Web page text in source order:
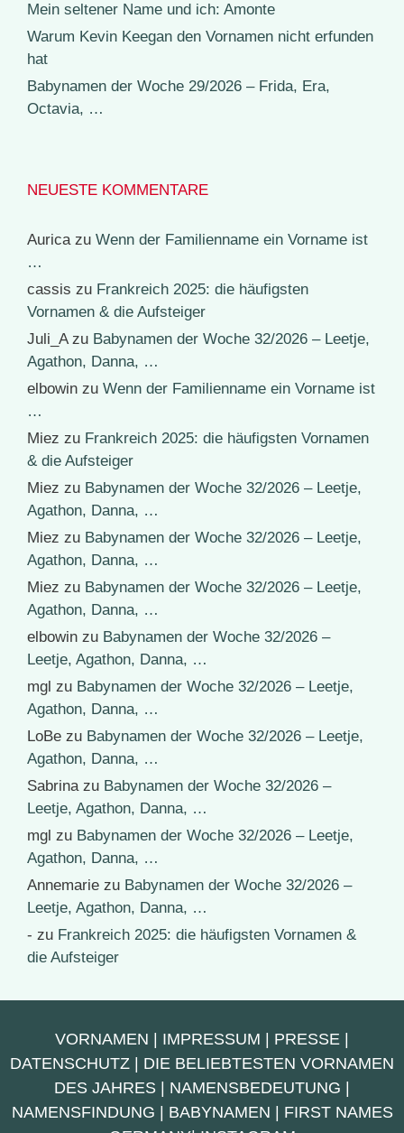
Mein seltener Name und ich: Amonte
Warum Kevin Keegan den Vornamen nicht erfunden
hat
Babynamen der Woche 29/2026 – Frida, Era,
Octavia, …
NEUESTE KOMMENTARE
Auricazu Wenn der Familienname ein Vorname ist
…
cassis zu Frankreich 2025: die häufigsten
Vornamen & die Aufsteiger
Juli_Azu Babynamen der Woche 32/2026 – Leetje,
Agathon, Danna, …
elbowin zu Wenn der Familienname ein Vorname ist
…
Miez zu Frankreich 2025: die häufigsten Vornamen
& die Aufsteiger
Miez zu Babynamen der Woche 32/2026 – Leetje,
Agathon, Danna, …
Miez zu Babynamen der Woche 32/2026 – Leetje,
Agathon, Danna, …
Miez zu Babynamen der Woche 32/2026 – Leetje,
Agathon, Danna, …
elbowin zu Babynamen der Woche 32/2026 –
Leetje, Agathon, Danna, …
mgl zu Babynamen der Woche 32/2026 – Leetje,
Agathon, Danna, …
LoBe zu Babynamen der Woche 32/2026 – Leetje,
Agathon, Danna, …
Sabrinazu Babynamen der Woche 32/2026 –
Leetje, Agathon, Danna, …
mgl zu Babynamen der Woche 32/2026 – Leetje,
Agathon, Danna, …
Annemarie zu Babynamen der Woche 32/2026 –
Leetje, Agathon, Danna, …
- zu Frankreich 2025: die häufigsten Vornamen &
die Aufsteiger
VORNAMEN IMPRESSUM PRESSE
DATENSCHUTZ
DIE BELIEBTESTEN VORNAMEN
DES JAHRES
NAMENSBEDEUTUNG
NAMENSFINDUNG
BABYNAMEN
FIRST NAMES